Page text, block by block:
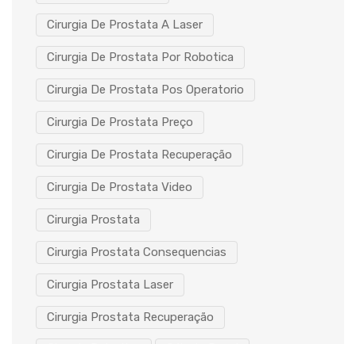
Cirurgia De Prostata A Laser
Cirurgia De Prostata Por Robotica
Cirurgia De Prostata Pos Operatorio
Cirurgia De Prostata Preço
Cirurgia De Prostata Recuperação
Cirurgia De Prostata Video
Cirurgia Prostata
Cirurgia Prostata Consequencias
Cirurgia Prostata Laser
Cirurgia Prostata Recuperação